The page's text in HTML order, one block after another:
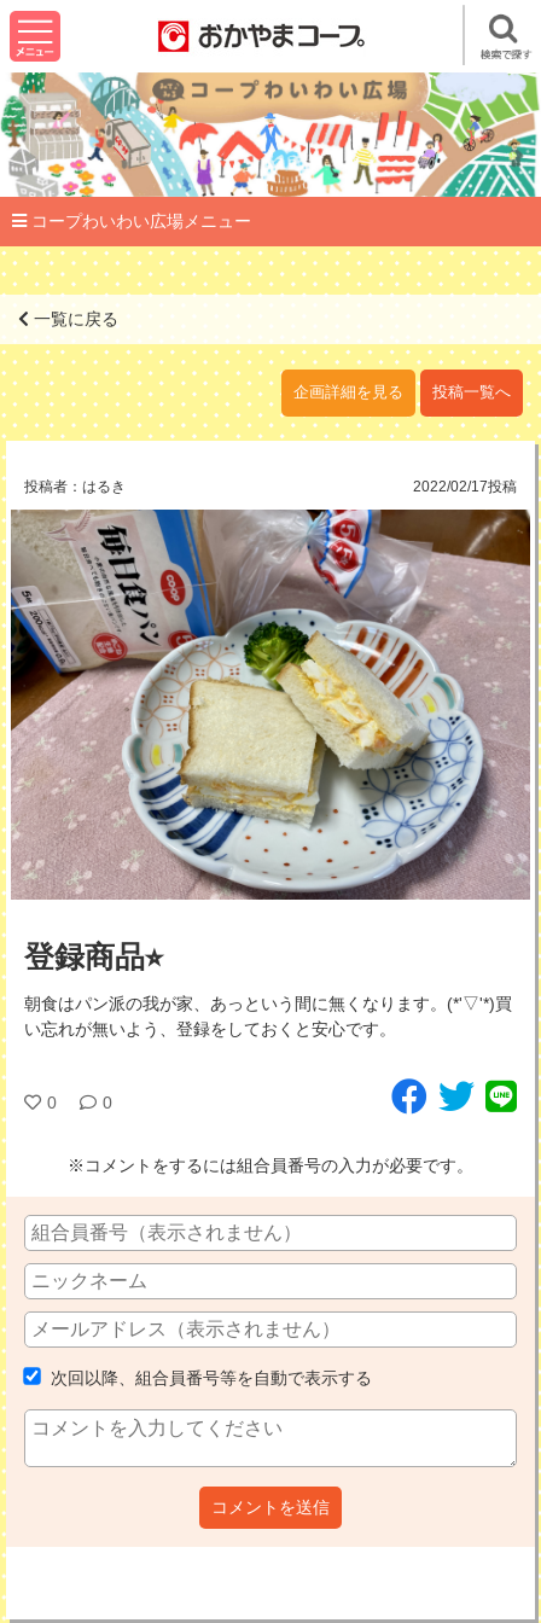
コープわいわい広場メニュー
一覧に戻る
企画詳細を見る 投稿一覧へ
投稿者： はるき 2022/02/17投稿
登録商品⭐︎
朝食はパン派の我が家、あっという間に無くなります。(*'▽'*)買
い忘れが無いよう、登録をしておくと安心です。
0 0
※コメントをするには組合員番号の入力が必要です。
次回以降、組合員番号等を自動で表示する
コメントを送信